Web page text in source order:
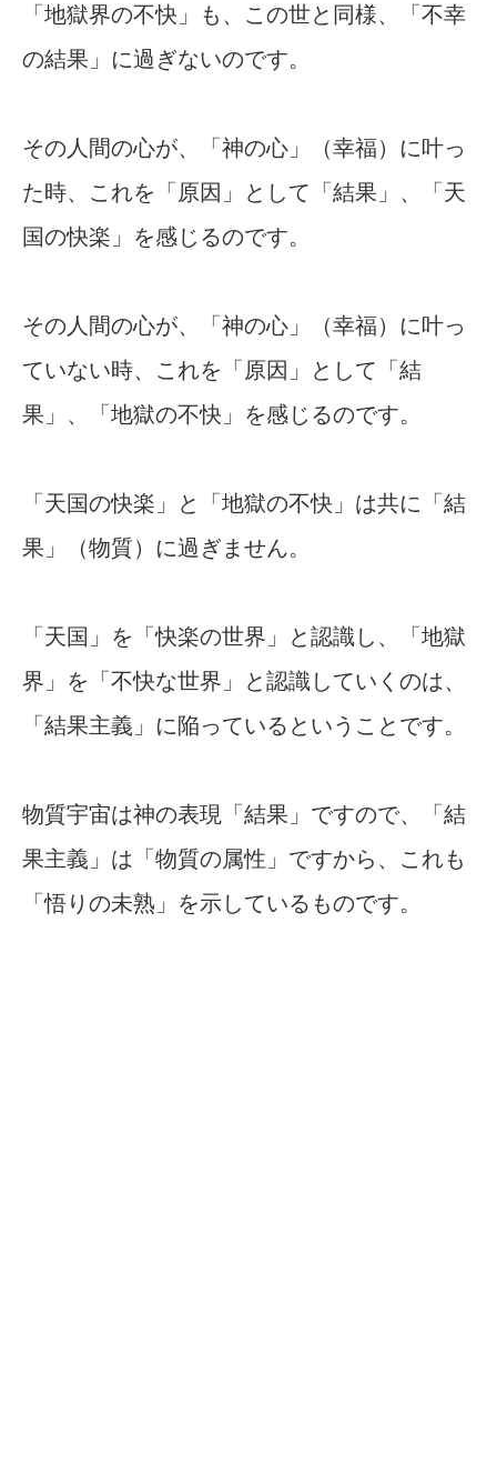
「地獄界の不快」も、この世と同様、「不幸
の結果」に過ぎないのです。
その人間の心が、「神の心」（幸福）に叶っ
た時、これを「原因」として「結果」、「天
国の快楽」を感じるのです。
その人間の心が、「神の心」（幸福）に叶っ
ていない時、これを「原因」として「結
果」、「地獄の不快」を感じるのです。
「天国の快楽」と「地獄の不快」は共に「結
果」（物質）に過ぎません。
「天国」を「快楽の世界」と認識し、「地獄
界」を「不快な世界」と認識していくのは、
「結果主義」に陥っているということです。
物質宇宙は神の表現「結果」ですので、「結
果主義」は「物質の属性」ですから、これも
「悟りの未熟」を示しているものです。